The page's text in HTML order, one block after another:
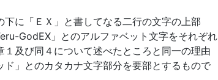
に「ＥＸ」と書してなる二行の文字の上部
GodEX」とのアルファベット文字をそれぞれ
及び同４について述べたところと同一の理由
」とのカタカナ文字部分を要部とするもので